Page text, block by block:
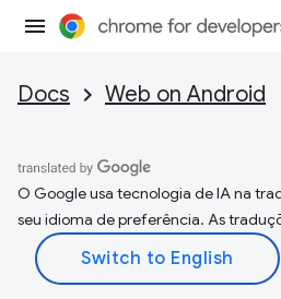
Docs Web on Android
O Google usa tecnologia de IA na
seu idioma de preferência. As